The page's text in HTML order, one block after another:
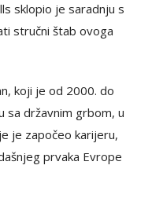
sklopio je saradnju s
stručni štab ovoga
koji je od 2000. do
sa državnim grbom, u
je započeo karijeru,
prvaka Evrope